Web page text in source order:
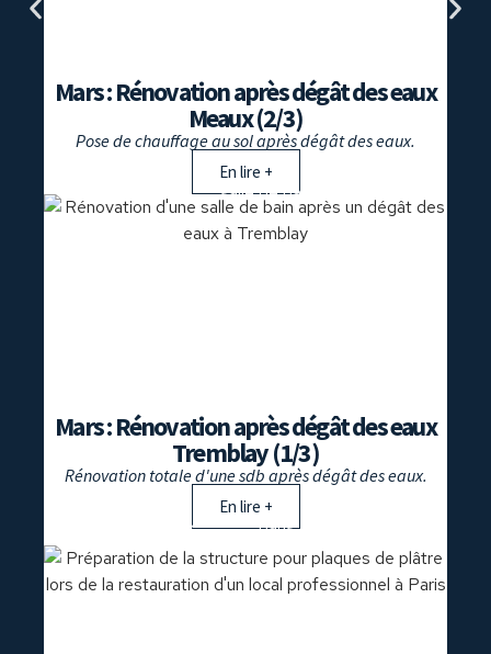
Mars : Rénovation après dégât des eaux
Meaux (2/3)
Pose de chauffage au sol après dégât des eaux.
En lire +
, salle de bains
Mars : Rénovation après dégât des eaux
Tremblay (1/3)
Rénovation totale d'une sdb après dégât des eaux.
En lire +
dégât des eaux , paris
rénovation